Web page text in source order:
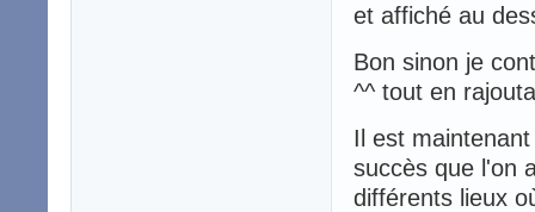
et affiché au
Bon sinon je
^^ tout en
Il est
succès que l'on
différents lieux